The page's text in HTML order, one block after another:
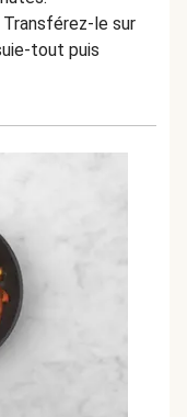
le sur
tout puis